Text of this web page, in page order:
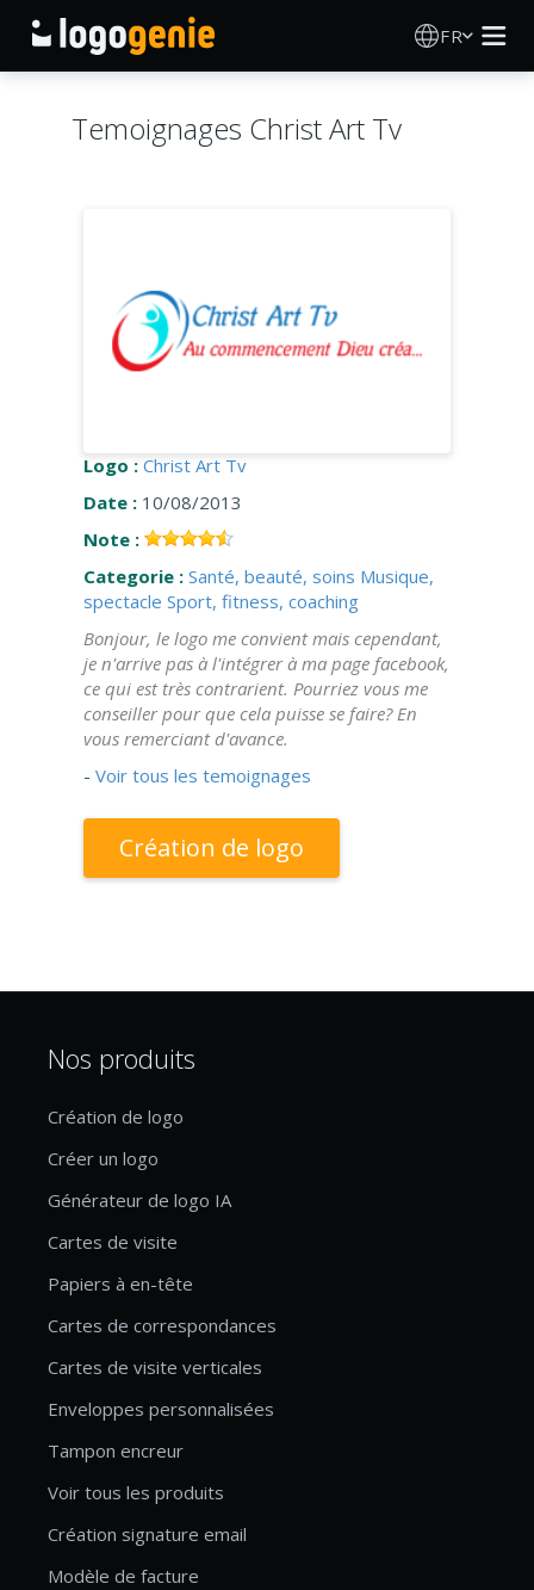
FR
Produits imprimés
À propos
Temoignages Christ Art Tv
Logo : Christ Art Tv
Date : 10/08/2013
Note :
Categorie : Santé, beauté, soins Musique,
spectacle Sport, fitness, coaching
Bonjour, le logo me convient mais cependant,
je n'arrive pas à l'intégrer à ma page facebook,
ce qui est très contrarient. Pourriez vous me
conseiller pour que cela puisse se faire? En
vous remerciant d'avance.
- Voir tous les temoignages
Création de logo
Nos produits
Création de logo
Créer un logo
Générateur de logo IA
Cartes de visite
Papiers à en-tête
Cartes de correspondances
Cartes de visite verticales
Enveloppes personnalisées
Tampon encreur
Voir tous les produits
Création signature email
Modèle de facture